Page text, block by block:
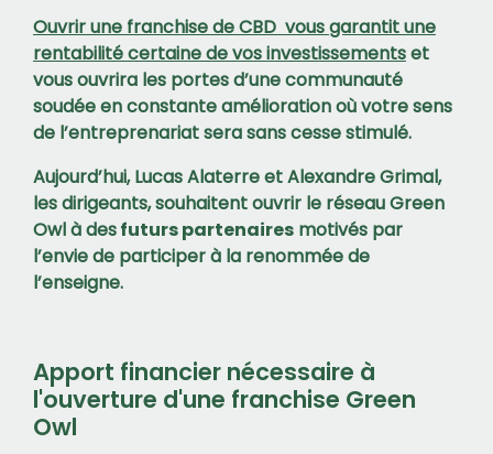
Ouvrir une franchise de CBD vous garantit une
rentabilité certaine de vos investissementset
vous ouvrira les portes d’une communauté
soudée en constante amélioration où votre sens
de l’entreprenariat sera sans cesse stimulé.
Aujourd’hui, Lucas Alaterre et Alexandre Grimal,
les dirigeants, souhaitent ouvrir le réseau Green
Owl à desfuturs partenaires motivés par
l’envie de participer à la renommée de
l’enseigne.
Apport financier nécessaire à
l'ouverture d'une franchise Green
Owl